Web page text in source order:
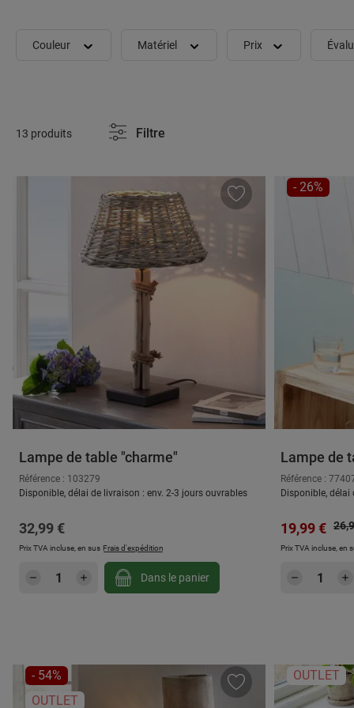
Couleur Matériel Prix
13 produits Filtre
Lampe de table "charme"
Référence : 103279
Disponible, délai de livraison : env. 2-3 jours ouvrables
Prix régulier :
32,99 €
Prix TVA incluse, en sus Frais d'expédition
Quantité de produit : Entrez la
Dans le panier
RÉDUCTION
- 26%
Lampe de
Référence :
Disponible,
Prix de
19,99 € Prix
Prix TVA incluse, en
RÉDUCTION
- 54%
OUTLET
OUTLET